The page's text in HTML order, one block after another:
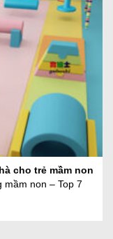
cho trẻ mầm non
non – Top 7